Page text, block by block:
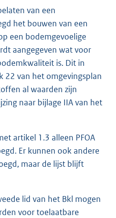
van een
het bouwen van een
een bodemgevoelige
aangegeven wat voor
is. Dit in
22 van het omgevingsplan
al waarden zijn
naar bijlage IIA van het
artikel 1.3 alleen PFOA
Er kunnen ook andere
maar de lijst blijft
lid van het Bkl mogen
voor toelaatbare